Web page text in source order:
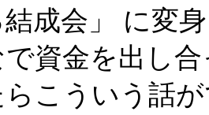
結成会」 に変
資金を出し
らこういう話